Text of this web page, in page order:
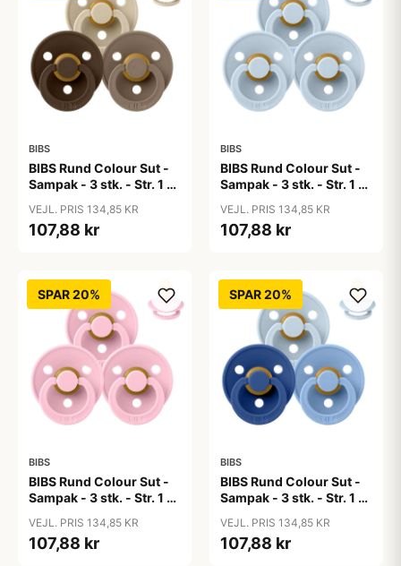
BIBS
BIBS Rund Colour Sut -
Sampak - 3 stk. - Str. 1 -
VEJL. PRIS 134,85 KR
107,88 kr
BIBS
BIBS Rund Colour Sut -
Sampak - 3 stk. - Str. 1 -
VEJL. PRIS 134,85 KR
107,88 kr
SPAR 20%
BIBS
BIBS Rund Colour Sut -
Sampak - 3 stk. - Str. 1 -
VEJL. PRIS 134,85 KR
107,88 kr
SPAR 20%
BIBS
BIBS Rund Colour Sut -
Sampak - 3 stk. - Str. 1 -
VEJL. PRIS 134,85 KR
107,88 kr